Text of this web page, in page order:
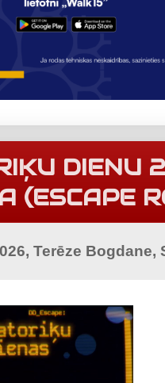
DIENU
(ESCAPE
Terēze Bogdane,